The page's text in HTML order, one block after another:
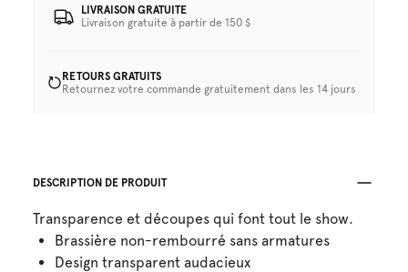
LIVRAISON GRATUITE
Livraison gratuite à partir de 150 $
RETOURS GRATUITS
Retournez votre commande gratuitement dans les 14 jours
DESCRIPTION DE PRODUIT
Transparence et découpes qui font tout le show.
Brassière non-rembourré sans armatures
Design transparent audacieux